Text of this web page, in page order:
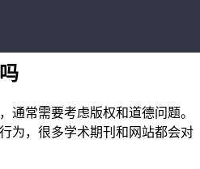
通常需要考虑版权和道德问题。
为，很多学术期刊和网站都会对